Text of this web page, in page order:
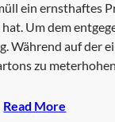
ein ernsthaftes
Um dem
Während auf der
zu
Read More